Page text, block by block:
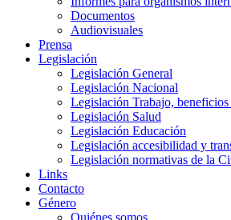
Documentos
Audiovisuales
Prensa
Legislación
Legislación General
Legislación Nacional
Legislación Trabajo,
Legislación Salud
Legislación Educación
Legislación accesibilidad y
Legislación normativas de la
Links
Contacto
Género
Quiénes somos